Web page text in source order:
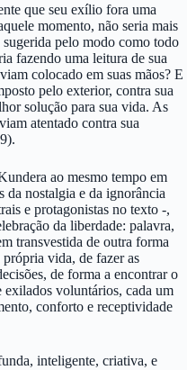
que seu exílio fora uma
momento, não seria mais
pelo modo como todo
fazendo uma leitura de sua
colocado em suas mãos? E
pelo exterior, contra sua
solução para sua vida. As
atentado contra sua
ao mesmo tempo em
da nostalgia e da ignorância
e protagonistas no texto -,
da liberdade: palavra,
transvestida de outra forma
vida, de fazer as
de forma a encontrar o
exilados voluntários, cada um
conforto e receptividade
inteligente, criativa, e